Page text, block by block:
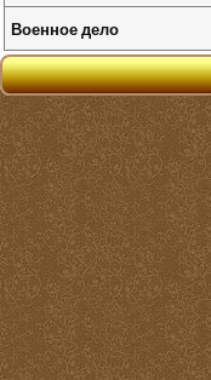
Военное дело